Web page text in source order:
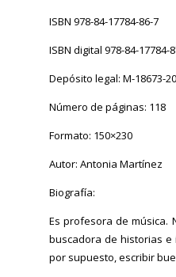
precios:
4.99€
hasta
13.00€
ISBN 978-84-17784-86-7
ISBN digital 978-84-17784-
Depósito legal: M-18673-
Número de páginas: 118
Formato: 150×230
Autor: Antonia Martínez
Biografía:
Es profesora de música.
buscadora de historias e
por supuesto, escribir